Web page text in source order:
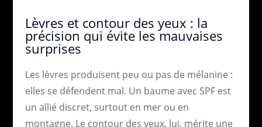
Lèvres et contour des yeux : la
précision qui évite les mauvaises
surprises
Les lèvres produisent peu ou pas de mélanine :
elles se défendent mal. Un baume avec SPF est
un allié discret, surtout en mer ou en
montagne. Le contour des yeux, lui, mérite une